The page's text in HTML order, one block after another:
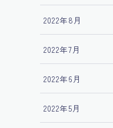
2022年8月
2022年7月
2022年6月
2022年5月